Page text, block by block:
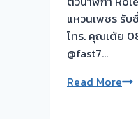
แหวนเพชร รั
โทร. คุณเต้ย
@fast7…
Read Moreรับ